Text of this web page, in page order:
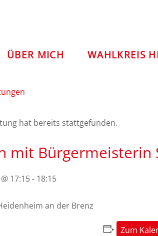
ÜBER MICH WAHLKREIS
hat bereits stattgefunden.
mit Bürgermeisterin
17:15- 18:15
an der Brenz
Zum